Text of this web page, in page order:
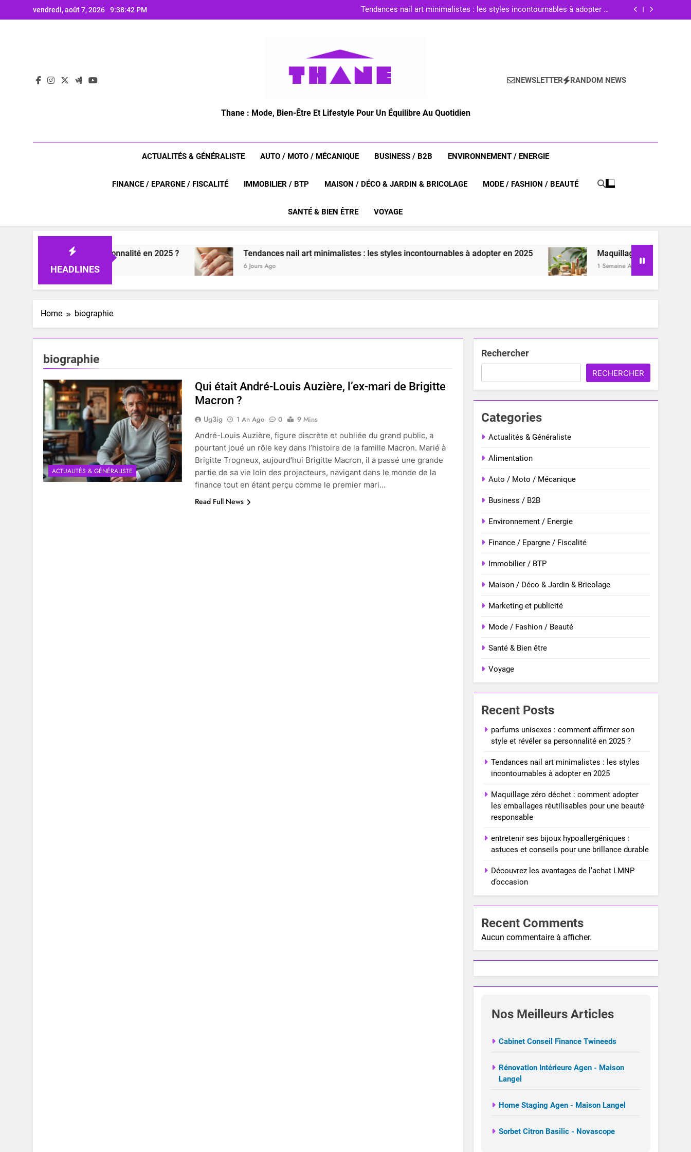
to
vendredi, août 7, 2026 9:38:43 PM
en 2025 ?
Tendances nail art minimalistes : les styles incontournables à adopter en
2025
Maquillage zéro déchet : comment adopter les emballages réutilisables
Maquillage zéro déchet : comment adopter les emballages réutilisables
entretenir ses bijoux hypoallergéniques : astuces et conseils pour une
Thane : Mode, Bien-Être Et Lifestyle Pour Un Équilibre Au Quotidien
NEWSLETTER RANDOM NEWS
ACTUALITÉS & GÉNÉRALISTE AUTO / MOTO / MÉCANIQUE BUSINESS / B2B ENVIRONNEMENT / ENERGIE
FINANCE / EPARGNE / FISCALITÉ IMMOBILIER / BTP MAISON / DÉCO & JARDIN & BRICOLAGE MODE / FASHION / BEAUTÉ
SANTÉ & BIEN ÊTRE VOYAGE
HEADLINES
et révéler sa personnalité en 2025 ? Tendances nail art minimalistes : les styles incontournables à adopter en 2025
6 Jours Ago
Maquillage zéro déchet :
1 Semaine Ago
Home biographie
biographie
ACTUALITÉS & GÉNÉRALISTE
Qui était André-Louis Auzière, l’ex-mari de Brigitte
Macron ?
Ug3ig 1 An Ago 0
9 Mins
André-Louis Auzière, figure discrète et oubliée du grand public, a
pourtant joué un rôle key dans l’histoire de la famille Macron. Marié à
Brigitte Trogneux, aujourd’hui Brigitte Macron, il a passé une grande
partie de sa vie loin des projecteurs, navigant dans le monde de la
finance tout en étant perçu comme le premier mari…
Read Full News
Rechercher
RECHERCHER
Categories
Actualités & Généraliste
Alimentation
Auto / Moto / Mécanique
Business / B2B
Environnement / Energie
Finance / Epargne / Fiscalité
Immobilier / BTP
Maison / Déco & Jardin & Bricolage
Marketing et publicité
Mode / Fashion / Beauté
Santé & Bien être
Voyage
Recent Posts
parfums unisexes : comment affirmer son
style et révéler sa personnalité en 2025 ?
Tendances nail art minimalistes : les styles
incontournables à adopter en 2025
Maquillage zéro déchet : comment adopter
les emballages réutilisables pour une beauté
responsable
entretenir ses bijoux hypoallergéniques :
astuces et conseils pour une brillance durable
Découvrez les avantages de l’achat LMNP
d’occasion
Recent Comments
Aucun commentaire à afficher.
Nos Meilleurs Articles
Cabinet Conseil Finance Twineeds
Rénovation Intérieure Agen - Maison
Langel
Home Staging Agen - Maison Langel
Sorbet Citron Basilic - Novascope